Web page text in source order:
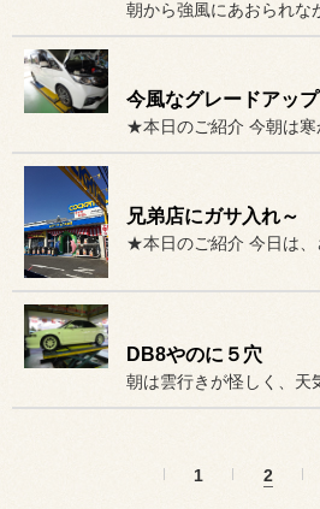
今風なグレードアップ
兄弟店にガサ入れ～
DB8やのに５穴
1 2